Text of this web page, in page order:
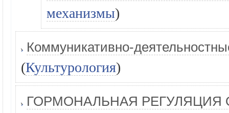
механизмы)
Коммуникативно-
(Культурология)
ГОРМОНАЛЬНАЯ РЕГУЛЯЦИЯ